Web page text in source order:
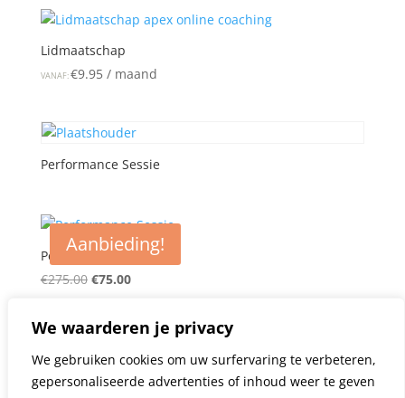
We waarderen je privacy
We gebruiken cookies om uw surfervaring te verbeteren,
gepersonaliseerde advertenties of inhoud weer te geven
Lidmaatschap
VANAF:€9.95 / maand
Performance Sessie
Aanbieding!
Performance Sessie
€275.00 Oorspronkelijke
was:
€75.00Huidige
€75.00.
Pijlstaartrog-olie 50 mg
€33.50